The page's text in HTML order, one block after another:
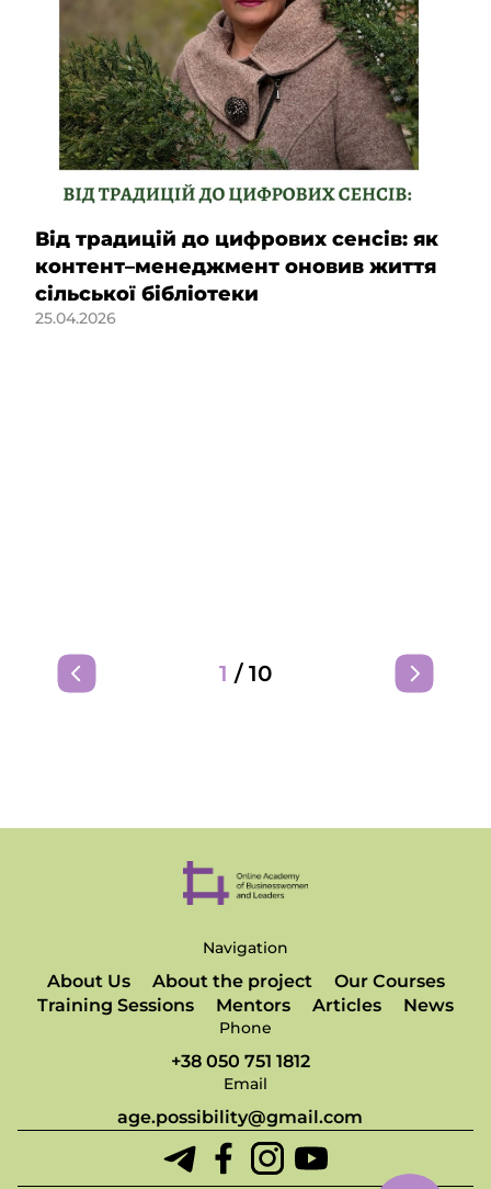
Від традицій до цифрових сенсів: як
контент–менеджмент оновив життя
сільської бібліотеки
25.04.2026
1 / 10
Navigation
About Us About the project
Our Courses
Training Sessions
Mentors Articles News
Phone
+38 050 751 1812
Email
age.possibility@gmail.com